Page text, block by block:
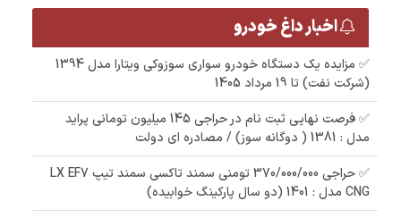
اخبار داغ خودرو
✅ مزایده یک دستگاه خودرو سواری سوزوکی ویتارا مدل 1394
(شرکت نفت) تا 19 مرداد 1405
✅ فرصت نهایی ثبت نام در حراجی 145 میلیون تومانی پراید
مدل : 1381 ( دوگانه سوز) / مصادره ای دولت
✅ حراجی 370/000/000 تومنی سمند تاکسی سمند تیپ LX EF7
CNG مدل : 1401 (دو سال پارکینگ خوابیده)